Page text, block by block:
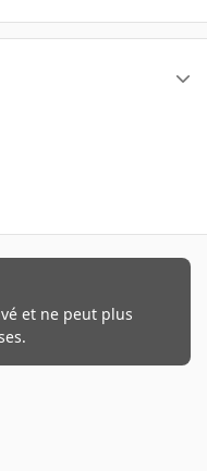
et ne peut plus